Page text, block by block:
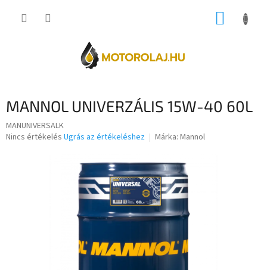
KOSÁR
MANNOL UNIVERZÁLIS 15W-40 60L
MANUNIVERSALK
A
Nincs értékelés Ugrás az értékeléshez Márka: Mannol